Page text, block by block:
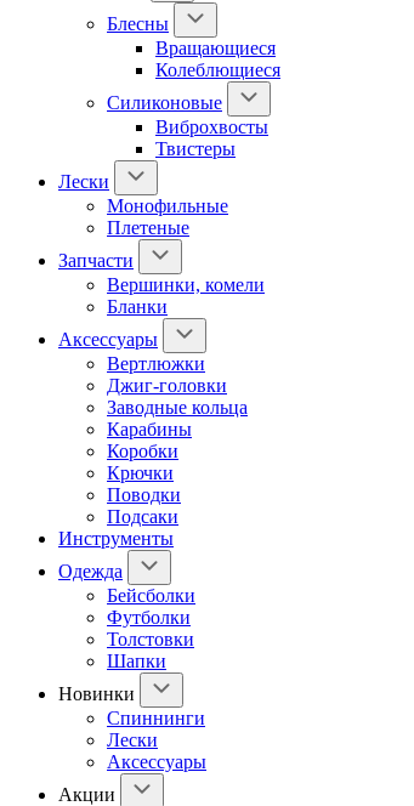
Блесны
Вращающиеся
Колеблющиеся
Силиконовые
Виброхвосты
Твистеры
Лески
Монофильные
Плетеные
Запчасти
Вершинки, комели
Бланки
Аксессуары
Вертлюжки
Джиг-головки
Заводные кольца
Карабины
Коробки
Крючки
Поводки
Подсаки
Инструменты
Одежда
Бейсболки
Футболки
Толстовки
Шапки
Новинки
Спиннинги
Лески
Аксессуары
Акции